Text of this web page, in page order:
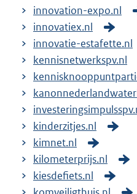
innovation-expo.nl
innovatiex.nl
innovatie-estafette.nl
kennisnetwerkspv.nl
kinderzitjes.nl
kimnet.nl
kilometerprijs.nl
kiesdefiets.nl